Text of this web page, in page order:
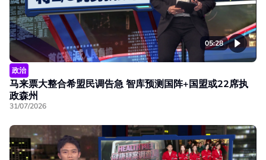
05:28
政治
马来票大整合希盟民调告急 智库预测国阵+国盟或22席执
政森州
31/07/2026